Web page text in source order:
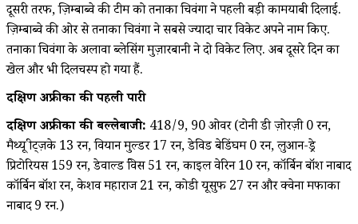
दूसरी तरफ, ज़िम्बाब्वे की टीम को तनाका चिवंगा ने पहली बड़ी कामयाबी दिलाई.
ज़िम्बाब्वे की ओर से तनाका चिवंगा ने सबसे ज्यादा चार विकेट अपने नाम किए.
तनाका चिवंगा के अलावा ब्लेसिंग मुज़ारबानी ने दो विकेट लिए. अब दूसरे दिन का
खेल और भी दिलचस्प हो गया हैं.
दक्षिण अफ्रीका की पहली पारी
दक्षिण अफ्रीका की बल्लेबाजी: 418/9, 90 ओवर (टोनी डी ज़ोरज़ी 0 रन,
मैथ्यू ब्रीट्ज़के 13 रन, वियान मुल्डर 17 रन, डेविड बेडिंघम 0 रन, लुआन-ड्रे
प्रिटोरियस 159 रन, डेवाल्ड ब्रेविस 51 रन, काइल वेरिन 10 रन, कॉर्बिन बॉश नाबाद
कॉर्बिन बॉश रन, केशव महाराज 21 रन, कोडी यूसुफ 27 रन और क्वेना मफाका
नाबाद 9 रन.)